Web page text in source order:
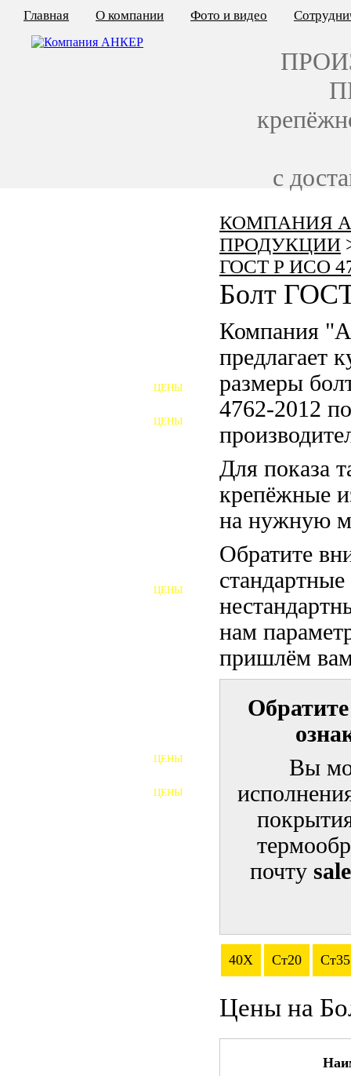
КОМПАНИЯ
ПРОДУКЦИИ
ГОСТ Р ИСО
Болт
Компания
предлагает
размеры
4762-2012
Для показа
крепёжные
на нужную
Обратите
нам
пришлём
Вы
почту
40Х Ст20 Ст35
Цены на
ЦЕНЫ
ЦЕНЫ
ШАЙБЫ ФУНДАМЕНТНЫЕ
ЦЕНЫ
ЦЕНЫ
ЦЕНЫ
Главная О компании Фото и видео
с